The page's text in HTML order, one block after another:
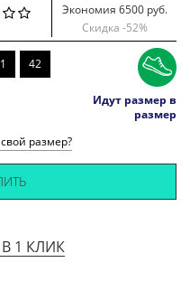
Экономия 6500 руб.
Скидка -52%
42
Идут размер в
размер
размер?
1 КЛИК